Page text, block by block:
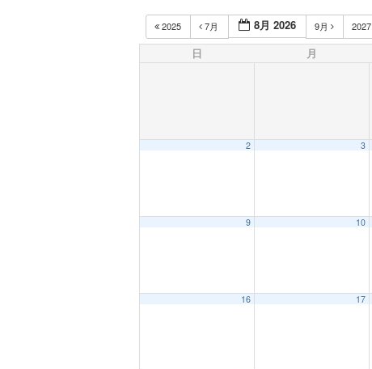
2025 7月 8月 2026 9月 2027
日 月
2 3
9 10
16 17